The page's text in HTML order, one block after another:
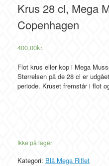
Krus 28 cl, Mega
Copenhagen
400,00kr.
Flot krus eller kop i Mega
Størrelsen på de 28 cl er
periode. Kruset fremstår i flot
Ikke på lager
Kategori: Blå Mega Riflet